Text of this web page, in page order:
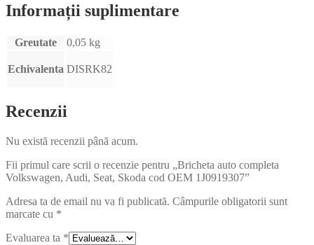
Informații suplimentare
Greutate 0,05 kg
Echivalenta DISRK82
Recenzii
Nu există recenzii până acum.
Fii primul care scrii o recenzie pentru „Bricheta auto completa
Volkswagen, Audi, Seat, Skoda cod OEM 1J0919307”
Adresa ta de email nu va fi publicată. Câmpurile obligatorii sunt
marcate cu *
Evaluarea ta *